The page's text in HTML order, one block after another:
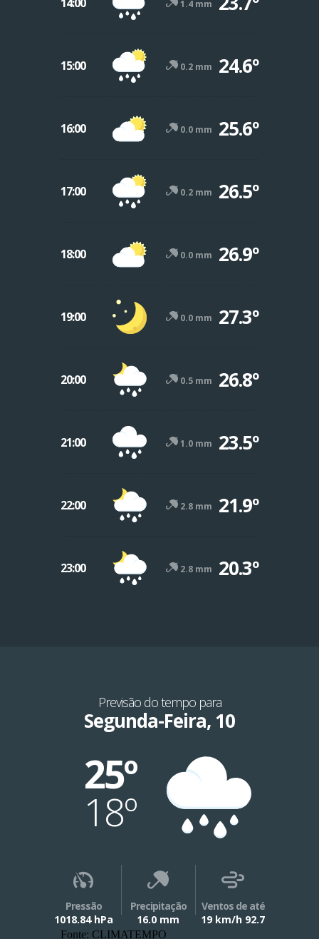
1.4 mm
15:00 0.2 mm 24.6º
16:00 0.0 mm 25.6º
17:00 0.2 mm 26.5º
18:00 0.0 mm 26.9º
19:00 0.0 mm 27.3º
20:00 0.5 mm 26.8º
21:00 1.0 mm 23.5º
22:00 2.8 mm 21.9º
23:00 2.8 mm 20.3º
Previsão do tempo para
Segunda-Feira, 10
25º
18º
Pressão
1018.84 hPa
Precipitação
16.0 mm
Ventos de até
19 km/h 92.7
Fonte: CLIMATEMPO